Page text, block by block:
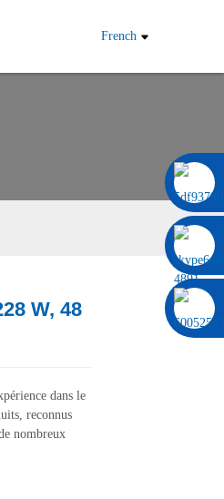
French
W, 48
dans le
reconnus
nombreux